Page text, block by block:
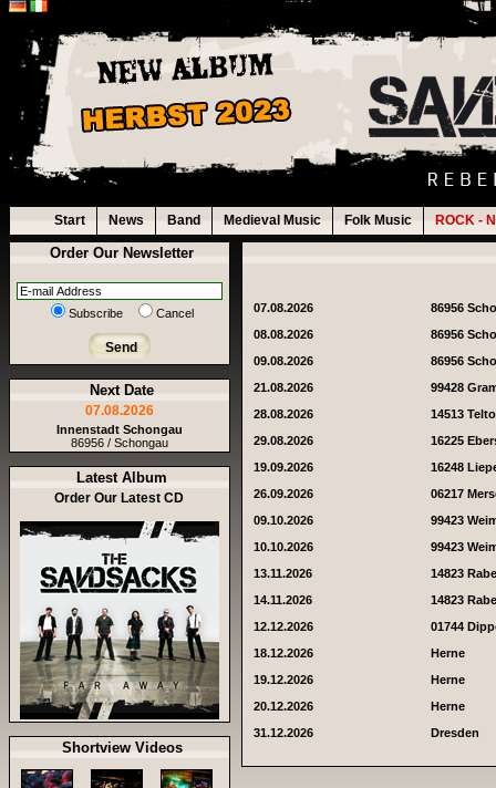
Start News Band Medieval Music Folk Music ROCK -
Order Our Newsletter
Subscribe Cancel
Send
Next Date
07.08.2026
Innenstadt Schongau
86956 / Schongau
Latest Album
Order Our Latest CD
Shortview Videos
07.08.2026
86956
08.08.2026
86956
09.08.2026
86956
21.08.2026
99428
28.08.2026
14513
29.08.2026
16225
19.09.2026
16248
26.09.2026
06217
09.10.2026
99423
10.10.2026
99423
13.11.2026
14823
14.11.2026
14823
12.12.2026
01744
18.12.2026
Herne
19.12.2026
Herne
20.12.2026
Herne
31.12.2026
Dresden